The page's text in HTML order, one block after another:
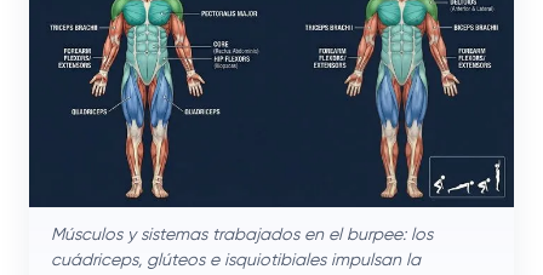
Músculos y sistemas trabajados en el burpee: los
cuádriceps, glúteos e isquiotibiales impulsan la